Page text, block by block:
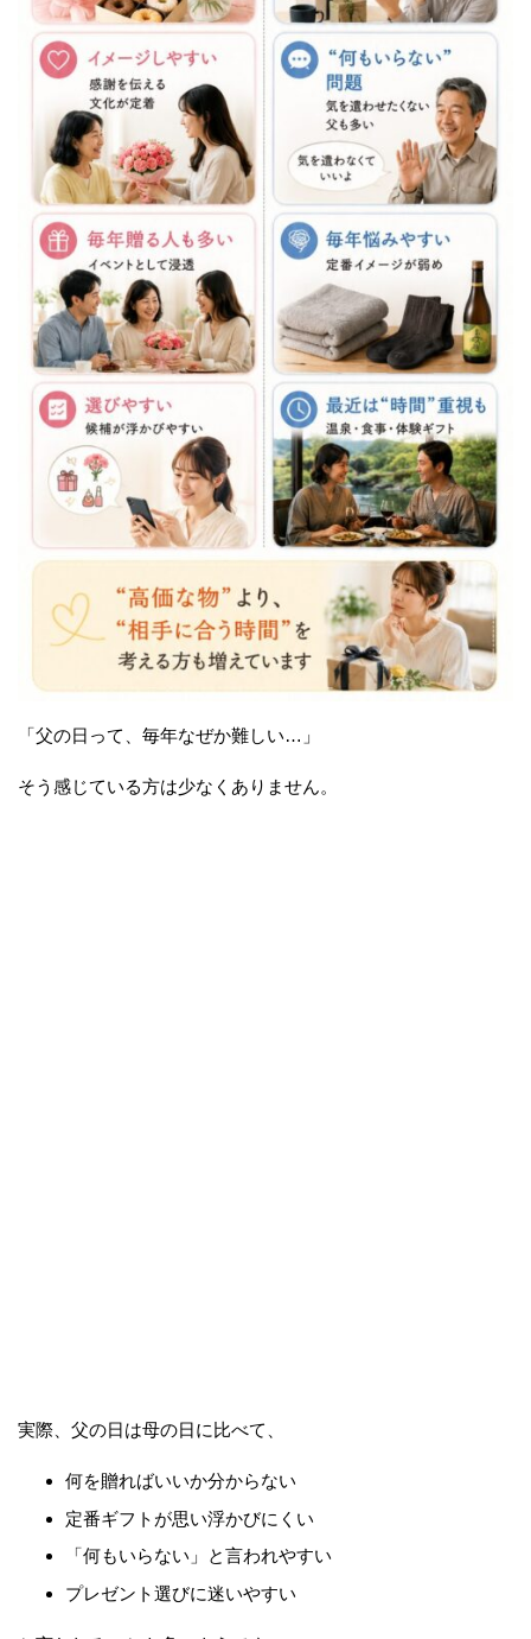
「父の日って、毎年なぜか難しい…」
そう感じている方は少なくありません。
実際、父の日は母の日に比べて、
何を贈ればいいか分からない
定番ギフトが思い浮かびにくい
「何もいらない」と言われやすい
プレゼント選びに迷いやすい